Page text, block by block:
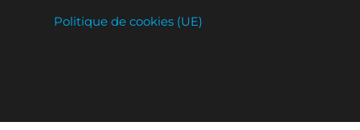
Politique de cookies (UE)